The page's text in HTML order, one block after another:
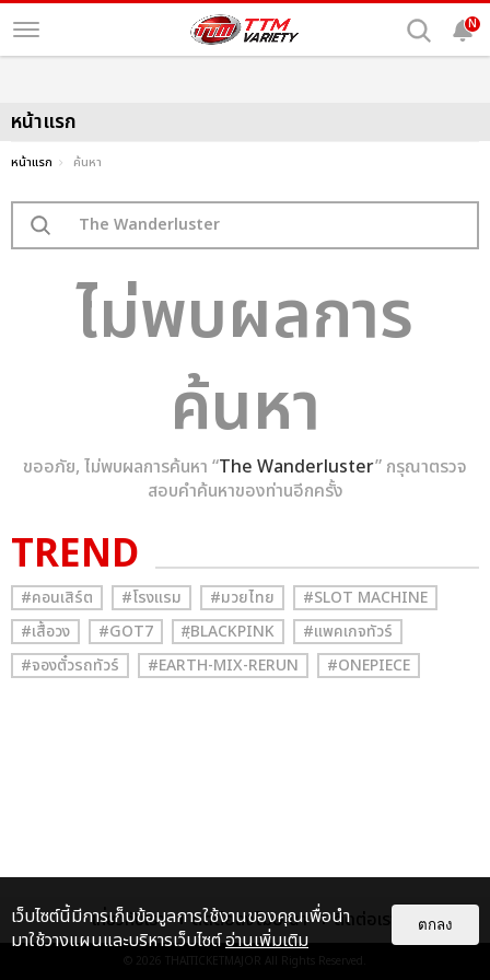
N
หน้าแรก
หน้าแรก ค้นหา
ไม่พบผลการ
ค้นหา
ขออภัย, ไม่พบผลการค้นหา “The Wanderluster” กรุณาตรวจ
สอบคำค้นหาของท่านอีกครั้ง
TREND
#คอนเสิร์ต #โรงแรม #มวยไทย
#SLOT MACHINE
#เสื้อวง
#GOT7 #ฺBLACKPINK
#แพคเกจทัวร์
#จองตั๋วรถทัวร์
#EARTH-MIX-RERUN #ONEPIECE
เกี่ยวกับเรา ติดต่อลงโฆษณา ติดต่อเรา
© 2026 THAITICKETMAJOR All Rights Reserved.
เว็บไซต์นี้มีการเก็บข้อมูลการใช้งานของคุณเพื่อนำ
มาใช้วางแผนและบริหารเว็บไซต์อ่านเพิ่มเติม
ตกลง